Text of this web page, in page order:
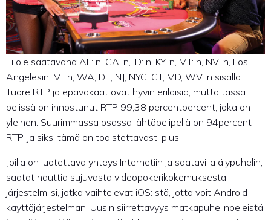
Ei ole saatavana AL: n, GA: n, ID: n, KY: n, MT: n, NV: n, Los
Angelesin, MI: n, WA, DE, NJ, NYC, CT, MD, WV: n sisällä.
Tuore RTP ja epävakaat ovat hyvin erilaisia, mutta tässä
pelissä on innostunut RTP 99,38 percentpercent, joka on
yleinen. Suurimmassa osassa lähtöpelipeliä on 94percent
RTP, ja siksi tämä on todistettavasti plus.
Joilla on luotettava yhteys Internetiin ja saatavilla älypuhelin,
saatat nauttia sujuvasta videopokerikokemuksesta
järjestelmiisi, jotka vaihtelevat iOS: stä, jotta voit Android -
käyttöjärjestelmän. Uusin siirrettävyys matkapuhelinpeleistä